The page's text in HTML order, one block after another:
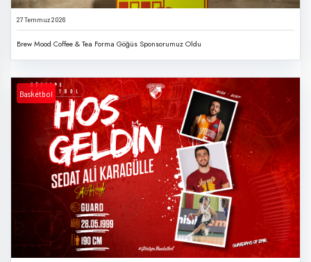
27 Temmuz 2026
Brew Mood Coffee & Tea Forma Göğüs Sponsorumuz Oldu
Basketbol